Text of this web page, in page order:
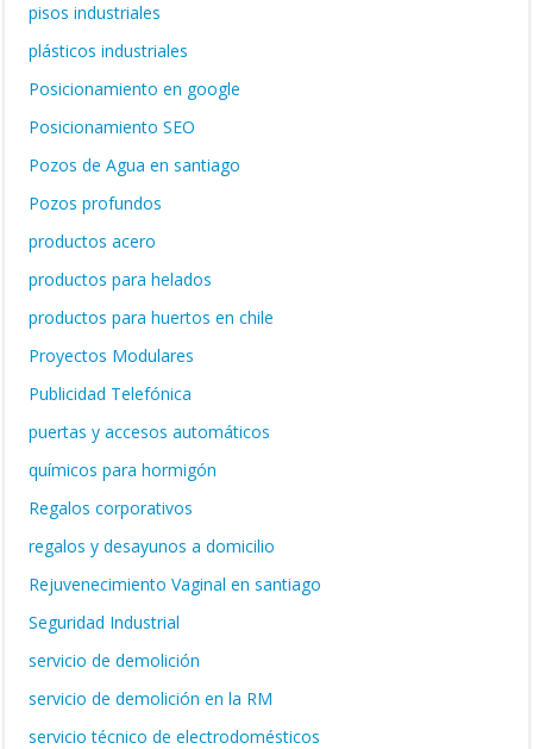
pisos industriales
plásticos industriales
Posicionamiento en google
Posicionamiento SEO
Pozos de Agua en santiago
Pozos profundos
productos acero
productos para helados
productos para huertos en chile
Proyectos Modulares
Publicidad Telefónica
puertas y accesos automáticos
químicos para hormigón
Regalos corporativos
regalos y desayunos a domicilio
Rejuvenecimiento Vaginal en santiago
Seguridad Industrial
servicio de demolición
servicio de demolición en la RM
servicio técnico de electrodomésticos